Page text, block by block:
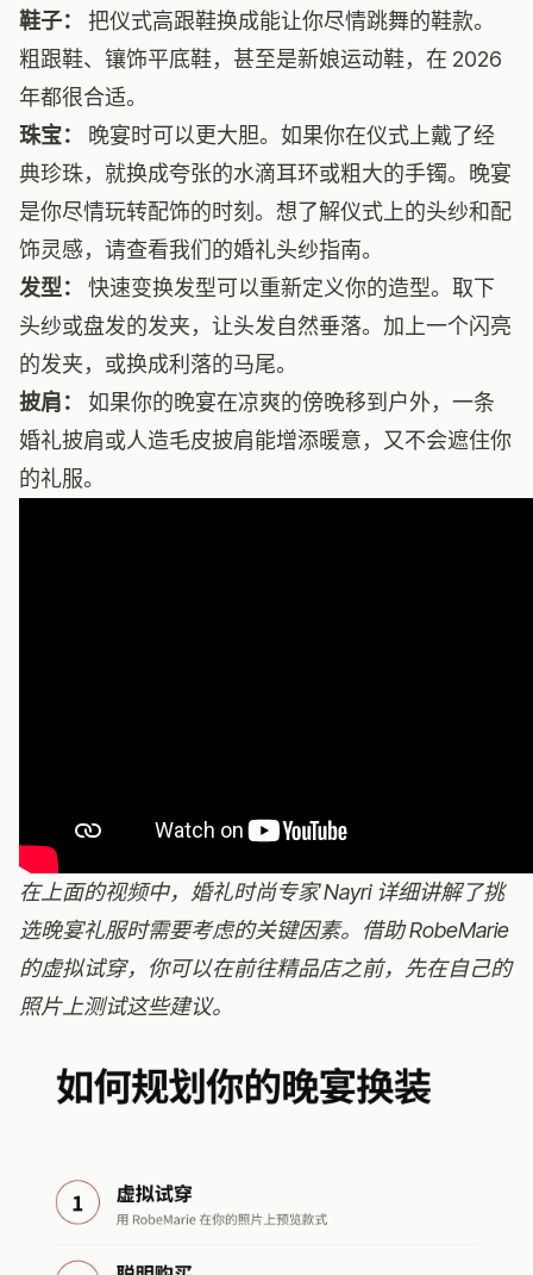
鞋子：
把仪式高跟鞋换成能让你尽情跳舞的鞋款。
粗跟鞋、镶饰平底鞋，甚至是新娘运动鞋，在 2026
年都很合适。
珠宝：
晚宴时可以更大胆。如果你在仪式上戴了经
典珍珠，就换成夸张的水滴耳环或粗大的手镯。晚宴
是你尽情玩转配饰的时刻。想了解仪式上的头纱和配
饰灵感，请查看我们的婚礼头纱指南。
发型：
快速变换发型可以重新定义你的造型。取下
头纱或盘发的发夹，让头发自然垂落。加上一个闪亮
的发夹，或换成利落的马尾。
披肩：
如果你的晚宴在凉爽的傍晚移到户外，一条
婚礼披肩或人造毛皮披肩能增添暖意，又不会遮住你
的礼服。
在上面的视频中，婚礼时尚专家 Nayri 详细讲解了挑
选晚宴礼服时需要考虑的关键因素。借助RobeMarie
的虚拟试穿，你可以在前往精品店之前，先在自己的
照片上测试这些建议。